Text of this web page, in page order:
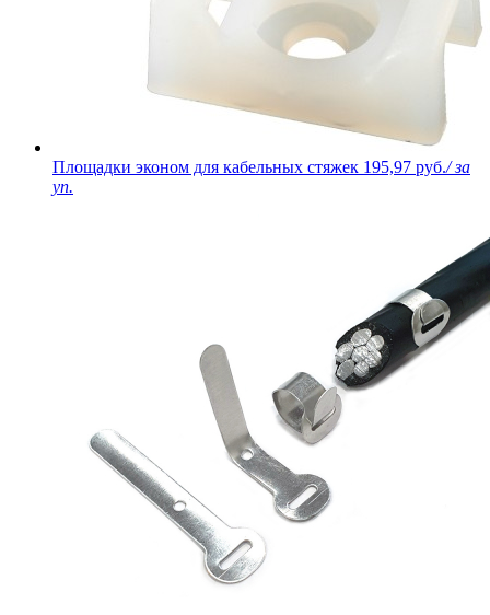
Площадки эконом для кабельных стяжек 195,97 руб./ за
уп.